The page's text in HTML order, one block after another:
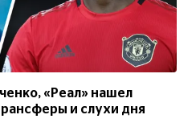
«Реал» нашел
и слухи дня